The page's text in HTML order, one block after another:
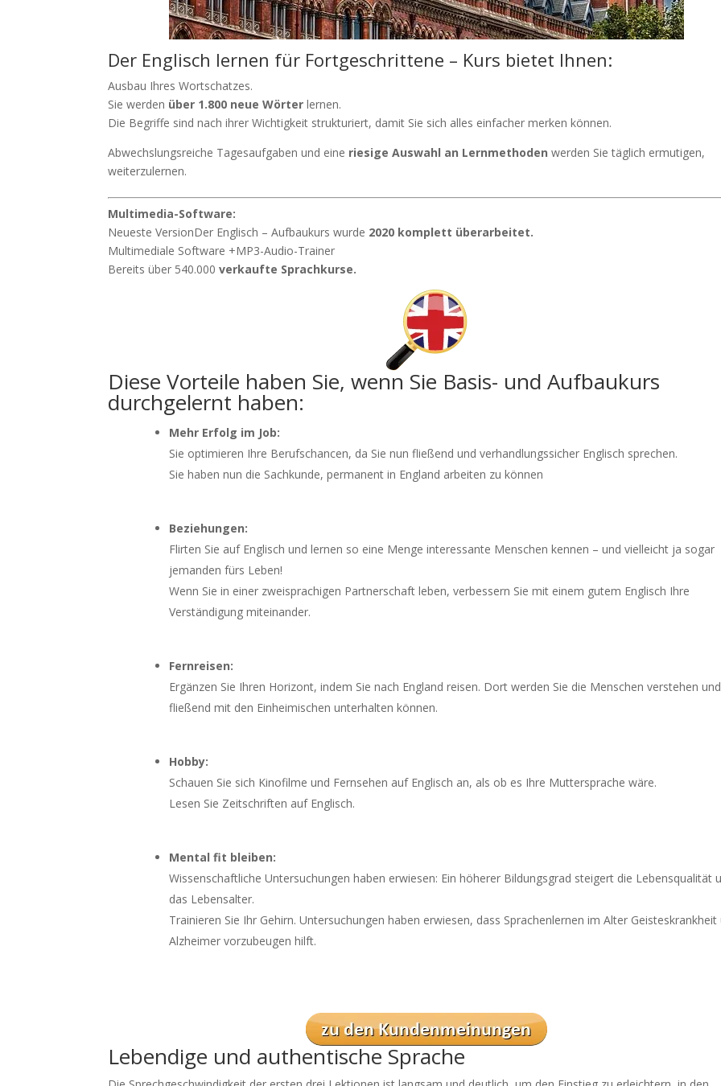
Der Englisch lernen für Fortgeschrittene – Kurs bietet Ihnen:
Ausbau Ihres Wortschatzes.
Sie werden über 1.800 neue Wörter lernen.
Die Begriffe sind nach ihrer Wichtigkeit strukturiert, damit Sie sich alles einfacher merken können.
Abwechslungsreiche Tagesaufgaben und eine riesige Auswahl an Lernmethoden werden Sie täglich ermutigen,
weiterzulernen.
Multimedia-Software:
Neueste VersionDer Englisch – Aufbaukurs wurde 2020 komplett überarbeitet.
Multimediale Software +MP3-Audio-Trainer
Bereits über 540.000verkaufte Sprachkurse.
Diese Vorteile haben Sie, wenn Sie Basis- und Aufbaukurs
durchgelernt haben:
Mehr Erfolg im Job:
Sie optimieren Ihre Berufschancen, da Sie nun fließend und verhandlungssicher Englisch sprechen.
Sie haben nun die Sachkunde, permanent in England arbeiten zu können
Beziehungen:
Flirten Sie auf Englisch und lernen so eine Menge interessante Menschen kennen – und vielleicht ja sogar
jemanden fürs Leben!
Wenn Sie in einer zweisprachigen Partnerschaft leben, verbessern Sie mit einem gutem Englisch Ihre
Verständigung miteinander.
Fernreisen:
Ergänzen Sie Ihren Horizont, indem Sie nach England reisen. Dort werden Sie die Menschen verstehen
fließend mit den Einheimischen unterhalten können.
Hobby:
Schauen Sie sich Kinofilme und Fernsehen auf Englisch an, als ob es Ihre Muttersprache wäre.
Lesen Sie Zeitschriften auf Englisch.
Mental fit bleiben:
Wissenschaftliche Untersuchungen haben erwiesen: Ein höherer Bildungsgrad steigert die Lebensqualität
das Lebensalter.
Trainieren Sie Ihr Gehirn. Untersuchungen haben erwiesen, dass Sprachenlernen im Alter Geisteskrankheit
Alzheimer vorzubeugen hilft.
Lebendige und authentische Sprache